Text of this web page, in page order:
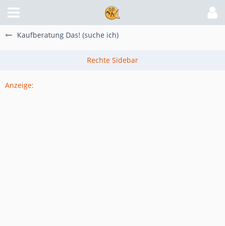
Kaufberatung Das! (suche ich)
Anzeige: